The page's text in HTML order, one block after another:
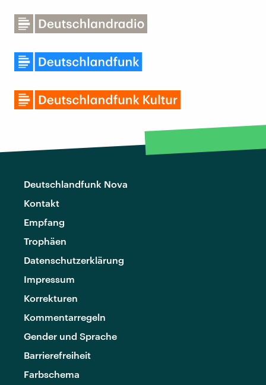
Deutschlandfunk Nova
Kontakt
Empfang
Trophäen
Datenschutzerklärung
Impressum
Korrekturen
Kommentarregeln
Gender und Sprache
Barrierefreiheit
Farbschema